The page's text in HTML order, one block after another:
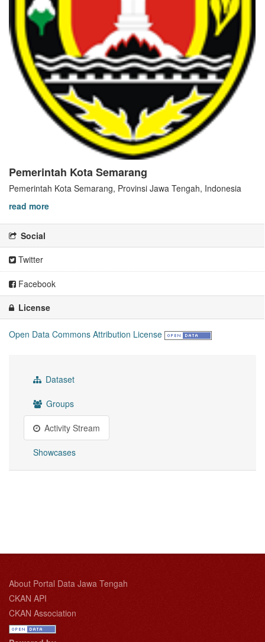
Pemerintah Kota Semarang
Pemerintah Kota Semarang, Provinsi Jawa Tengah, Indonesia
read more
Social
Twitter
Facebook
License
Open Data Commons Attribution License
Dataset
Groups
Activity Stream
Showcases
About Portal Data Jawa Tengah
CKAN API
CKAN Association